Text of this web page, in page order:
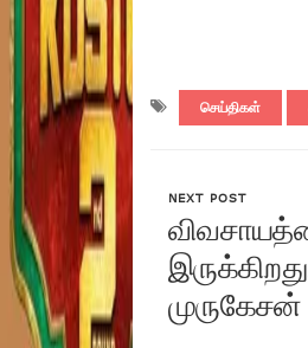
செய்திகள்
NEXT POST
முருகேசன்